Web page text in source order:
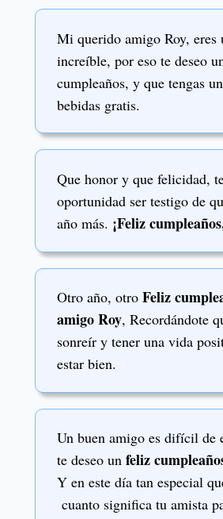
Mi querido amigo Roy, eres
increíble, por eso te deseo
cumpleaños, y que tengas
bebidas gratis.
Que honor y que felicidad,
oportunidad ser testigo de
año más. ¡Feliz
Otro año, otro Feliz
amigo Roy, Recordándote
sonreír y tener una vida
estar bien.
Un buen amigo es difícil de
te deseo un feliz
Y en este día tan especial
cuanto significa tu amista